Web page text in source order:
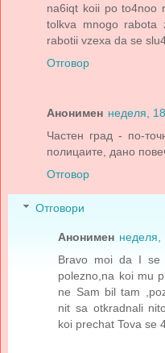
na6iqt koii po to4noo
tolkva mnogo rabota
rabotii vzexa da se
Отговор
Анонимен неделя,
Частен град - по-
полицаите, дано
Отговор
Отговори
Анонимен неделя,
Bravo moi da I se
polezno,na koi mu
ne Sam bil tam
nit sa otkradnali
koi prechat Tova se